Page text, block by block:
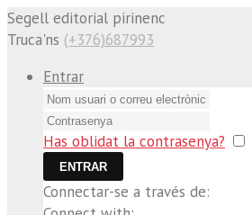
Segell editorial pirinenc
Truca'ns (+376)687993
Entrar
Has oblidat la contrasenya?
Connectar-se a través de: